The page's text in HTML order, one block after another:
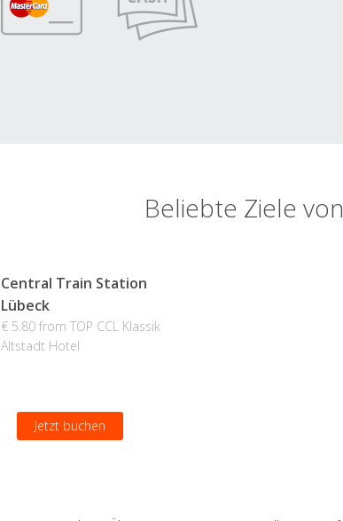
Beliebte Ziele
Central Train Station
Lübeck
€ 5.80 from TOP CCL Klassik
Altstadt Hotel
Jetzt buchen